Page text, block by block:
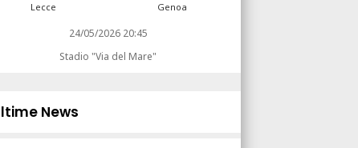
Lecce Genoa
24/05/2026 20:45
Stadio "Via del Mare"
News